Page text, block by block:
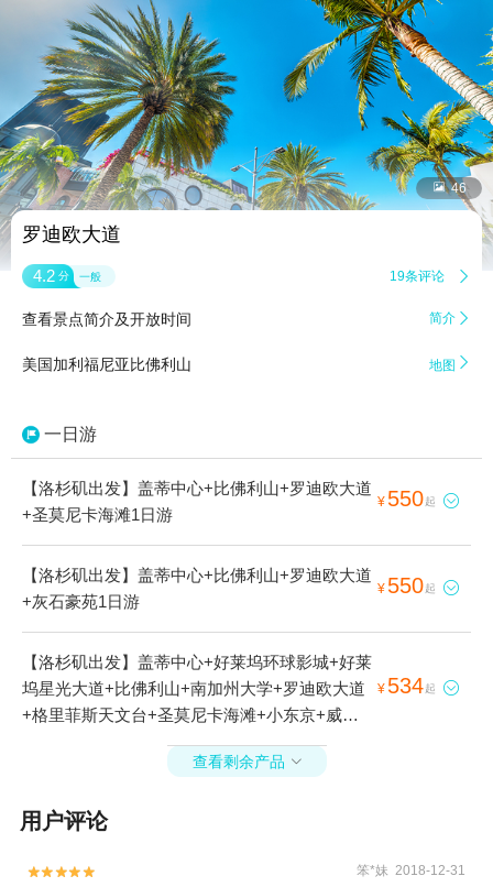
 46
罗迪欧大道
4.2 分 一般 19条评论 
查看景点简介及开放时间 简介 
美国加利福尼亚比佛利山 地图 
一日游
【洛杉矶出发】盖蒂中心+比佛利山+罗迪欧大道
+圣莫尼卡海滩1日游
¥ 550起 
【洛杉矶出发】盖蒂中心+比佛利山+罗迪欧大道
+灰石豪苑1日游
¥ 550起 
【洛杉矶出发】盖蒂中心+好莱坞环球影城+好莱
坞星光大道+比佛利山+南加州大学+罗迪欧大道
+格里菲斯天文台+圣莫尼卡海滩+小东京+威尼
斯海滩+日落大道+洛杉矶县艺术博物馆+洛杉矶
自然历史博物馆+好莱坞标志+好莱坞华纳兄弟影
+好莱坞+格里菲斯公园+天使铁路+唐人街1日游
¥ 534起 
查看剩余产品 
用户评论

 笨*妹 2018-12-31